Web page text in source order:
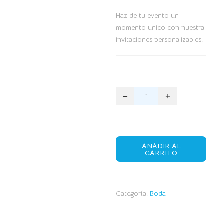
Haz de tu evento un
momento unico con nuestra
invitaciones personalizables.
AÑADIR AL
CARRITO
Categoría: Boda